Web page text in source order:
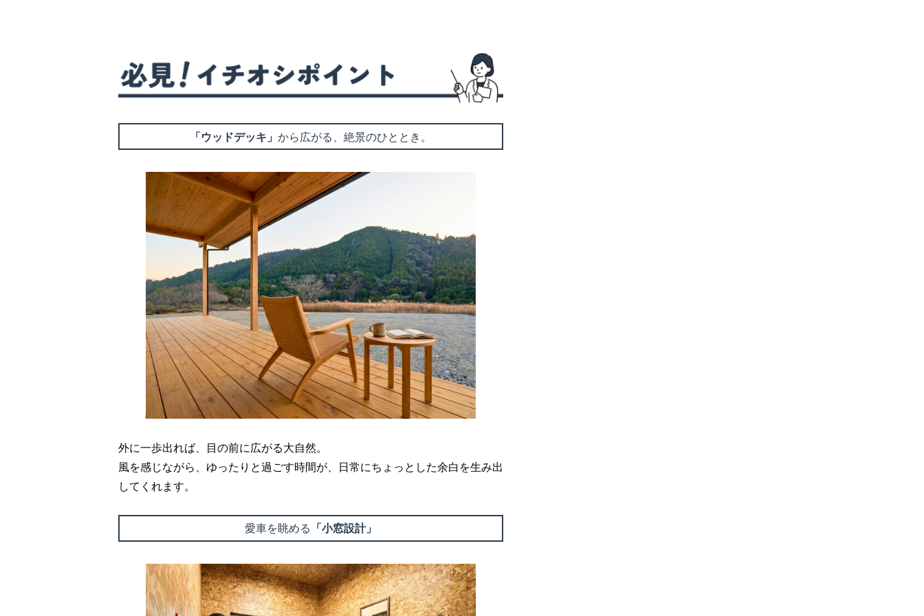
「ウッドデッキ」 から広がる、絶景のひととき。
外に一歩出れば、目の前に広がる大自然。
風を感じながら、ゆったりと過ごす時間が、日常にちょっとした余白を生み出
してくれます。
愛車を眺める 「小窓設計」